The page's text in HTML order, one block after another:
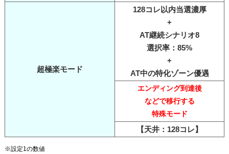
超極楽モード
128コレ以内当選濃厚
+
AT継続シナリオ8
選択率：85%
+
AT中の特化ゾーン優遇
エンディング到達後
などで移行する
特殊モード
【天井：128コレ】
※設定1の数値